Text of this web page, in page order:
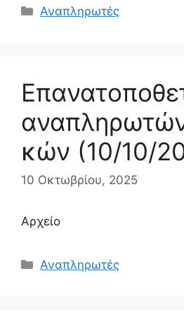
Κατηγορίες
Αναπληρωτές
κών (10/10/
10 Οκτωβρίου, 2025
Αρχείο
Κατηγορίες
Αναπληρωτές